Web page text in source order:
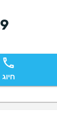
חיוג